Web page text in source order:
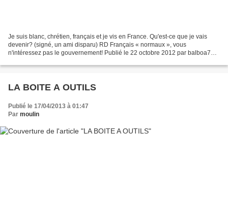
Je suis blanc, chrétien, français et je vis en France. Qu'est-ce que je vais
devenir? (signé, un ami disparu) RD Français « normaux », vous
n'intéressez pas le gouvernement! Publié le 22 octobre 2012 par balboa78
LA BOITE A OUTILS
Publié le 17/04/2013 à 01:47
Par moulin